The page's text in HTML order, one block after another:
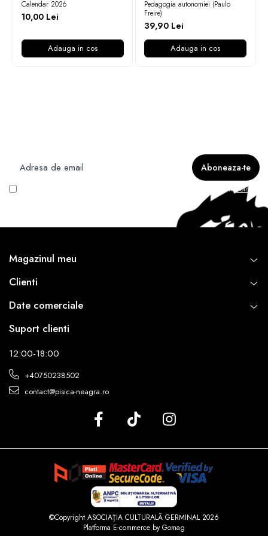
Calendar 2026
10,00 Lei
Adauga in cos
Pedagogia autonomiei (Paulo
Freire)
39,90 Lei
Adauga in cos
Vreau să primesc newsletter cu promoțiile magazinului. Află mai multe în Politica
Magazinul meu
Clienti
Date comerciale
Suport clienti
12:00-18:00
+40750238502
contact@pisica-neagra.ro
©Copyright ASOCIAȚIA CULTURALĂ GERMINAL 2026
Platforma E-commerce by Gomag